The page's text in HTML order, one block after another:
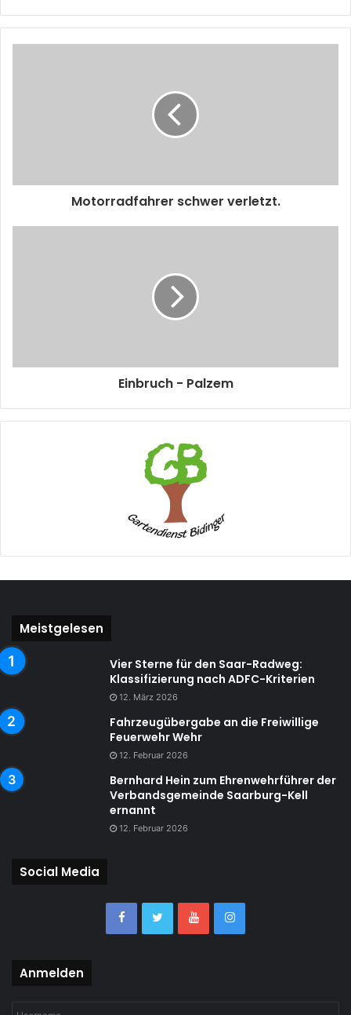
Motorradfahrer schwer verletzt.
Einbruch - Palzem
Meistgelesen
Vier Sterne für den Saar-Radweg:
Klassifizierung nach ADFC-Kriterien
12. März 2026
Fahrzeugübergabe an die Freiwillige
Feuerwehr Wehr
12. Februar 2026
Bernhard Hein zum Ehrenwehrführer der
Verbandsgemeinde Saarburg-Kell
ernannt
12. Februar 2026
Social Media
Anmelden